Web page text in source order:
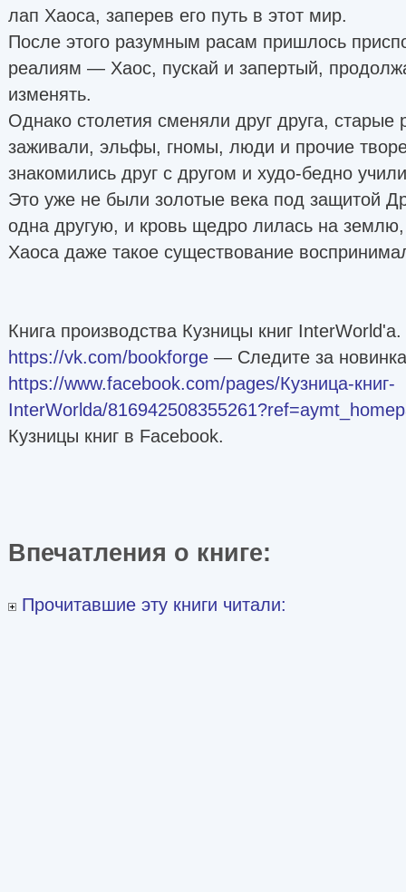
лап Хаоса, заперев его путь в этот мир.
После этого разумным расам пришлось
реалиям — Хаос, пускай и запертый,
изменять.
Однако столетия сменяли друг друга,
заживали, эльфы, гномы, люди и прочие
знакомились друг с другом и худо-бедно
Это уже не были золотые века под защитой
одна другую, и кровь щедро лилась на
Хаоса даже такое существование
Книга производства Кузницы книг InterWorld'a.
https://vk.com/bookforge — Следите за
https://www.facebook.com/pages/Кузница-книг-
InterWorldа/
Кузницы книг в Facebook.
Впечатления о книге:
Прочитавшие эту книги читали: